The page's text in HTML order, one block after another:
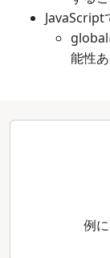
JavaScript
global
能性
例